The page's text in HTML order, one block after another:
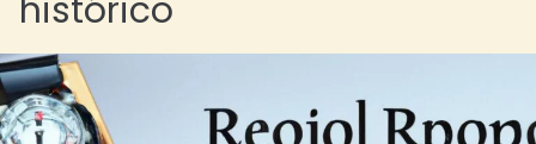
histórico